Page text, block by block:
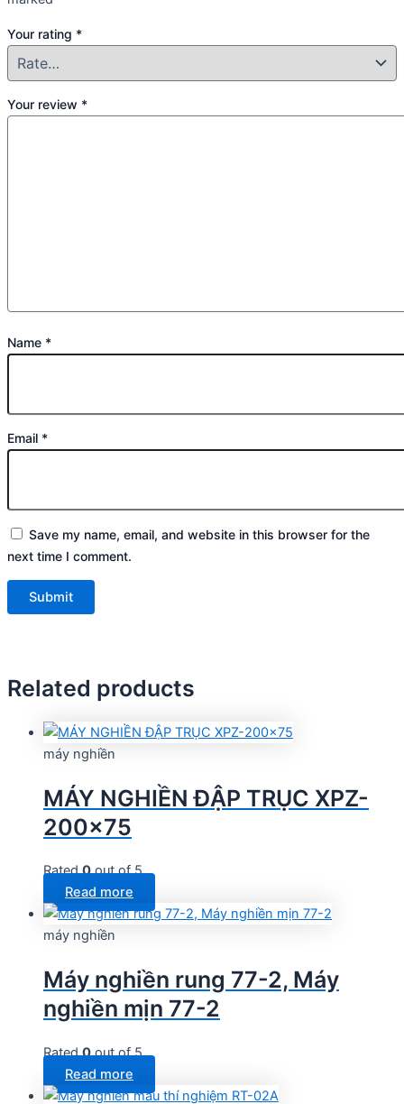
Your rating *
Your review *
Name *
Email *
Save my name, email, and website in this browser for the
next time I comment.
Related products
máy nghiền
MÁY NGHIỀN ĐẬP TRỤC XPZ-
200×75
Rated0out of 5
Read more
máy nghiền
Máy nghiền rung 77-2, Máy
nghiền mịn 77-2
Rated0out of 5
Read more